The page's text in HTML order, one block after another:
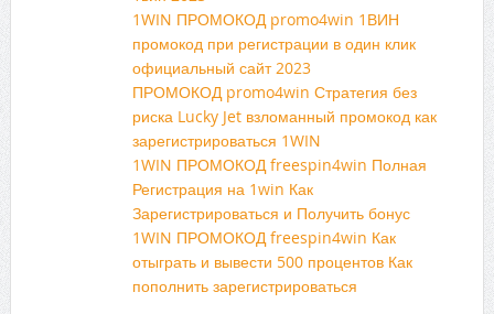
1WIN ПРОМОКОД promo4win 1ВИН
промокод при регистрации в один клик
официальный сайт 2023
ПРОМОКОД promo4win Стратегия без
риска Lucky Jet взломанный промокод как
зарегистрироваться 1WIN
1WIN ПРОМОКОД freespin4win Полная
Регистрация на 1win Как
Зарегистрироваться и Получить бонус
1WIN ПРОМОКОД freespin4win Как
отыграть и вывести 500 процентов Как
пополнить зарегистрироваться